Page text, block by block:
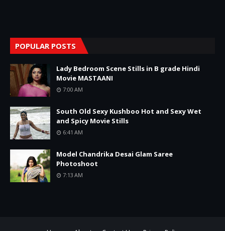
POPULAR POSTS
Lady Bedroom Scene Stills in B grade Hindi
Movie MASTAANI
7:00 AM
South Old Sexy Kushboo Hot and Sexy Wet
and Spicy Movie Stills
6:41 AM
Model Chandrika Desai Glam Saree
Photoshoot
7:13 AM